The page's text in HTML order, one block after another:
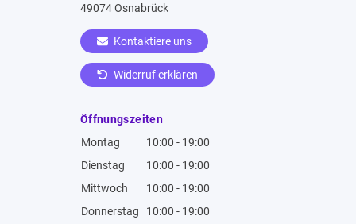
49074 Osnabrück
Kontaktiere uns
Widerruf erklären
Öffnungszeiten
Montag
10:00 - 19:00
Dienstag
10:00 - 19:00
Mittwoch
10:00 - 19:00
Donnerstag
10:00 - 19:00